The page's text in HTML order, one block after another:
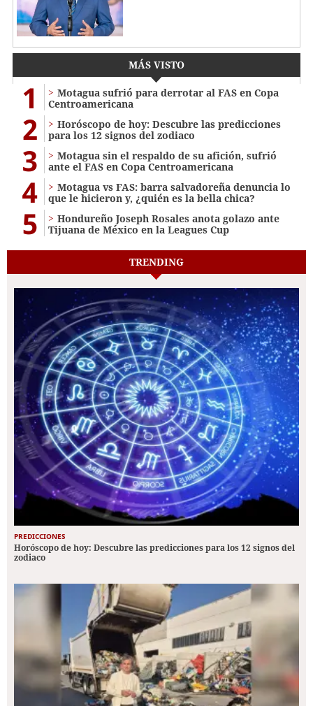
MÁS VISTO
1
Motagua sufrió para derrotar al FAS en Copa
Centroamericana
2
Horóscopo de hoy: Descubre las predicciones
para los 12 signos del zodiaco
3
Motagua sin el respaldo de su afición, sufrió
ante el FAS en Copa Centroamericana
4
Motagua vs FAS: barra salvadoreña denuncia lo
que le hicieron y, ¿quién es la bella chica?
5
Hondureño Joseph Rosales anota golazo ante
Tijuana de México en la Leagues Cup
TRENDING
PREDICCIONES
Horóscopo de hoy: Descubre las predicciones para los 12 signos del
zodiaco